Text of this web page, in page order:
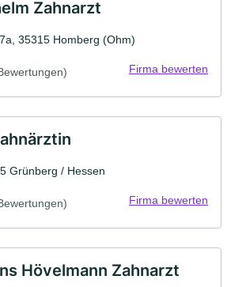
Zahnarzt
35315 Homberg (Ohm)
Firma bewerten
Grünberg / Hessen
Firma bewerten
Hövelmann Zahnarzt